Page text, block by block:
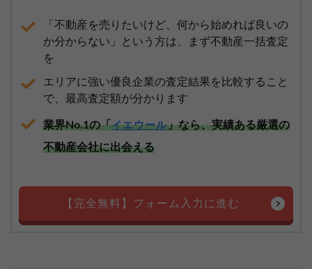
「不動産を売りたいけど、何から始めれば良いの
か分からない」という方は、まず不動産一括査定
を
エリアに強い優良企業の査定結果を比較すること
で、最高査定額が分かります
業界No.1の「イエウール」なら、実績ある厳選の
不動産会社に出会える
【完全無料】フォーム入力に進む